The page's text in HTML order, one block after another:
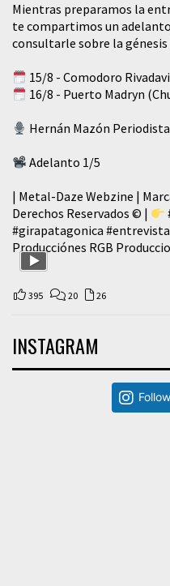
Mientras preparamos la
te compartimos un
consultarle sobre la génesis
15/8 - Comodoro
16/8 - Puerto Madryn
Hernán Mazón Periodista
Adelanto 1/5
| Metal-Daze Webzine |
Derechos Reservados © |
#girapatagonica #entrevista
Producciónes RGB
395 20 26
INSTAGRAM